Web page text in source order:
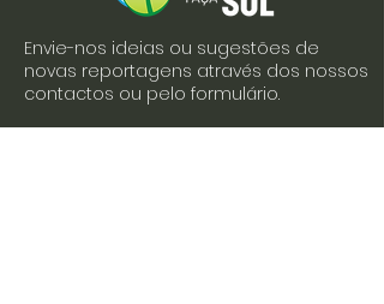
Envie-nos ideias ou sugestões de
novas reportagens através dos nossos
contactos ou pelo formulário.